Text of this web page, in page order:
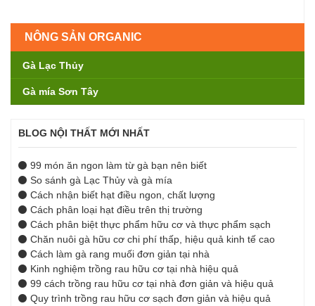
NÔNG SẢN ORGANIC
Gà Lạc Thủy
Gà mía Sơn Tây
BLOG NỘI THẤT MỚI NHẤT
99 món ăn ngon làm từ gà bạn nên biết
So sánh gà Lạc Thủy và gà mía
Cách nhận biết hạt điều ngon, chất lượng
Cách phân loại hạt điều trên thị trường
Cách phân biệt thực phẩm hữu cơ và thực phẩm sạch
Chăn nuôi gà hữu cơ chi phí thấp, hiệu quả kinh tế cao
Cách làm gà rang muối đơn giản tại nhà
Kinh nghiệm trồng rau hữu cơ tại nhà hiệu quả
99 cách trồng rau hữu cơ tại nhà đơn giản và hiệu quả
Quy trình trồng rau hữu cơ sạch đơn giản và hiệu quả